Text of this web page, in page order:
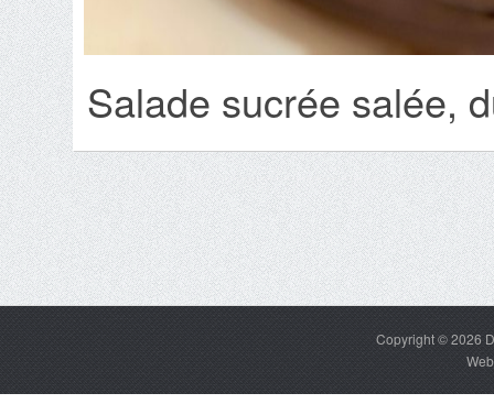
Salade sucrée salée,
Copyright © 2026